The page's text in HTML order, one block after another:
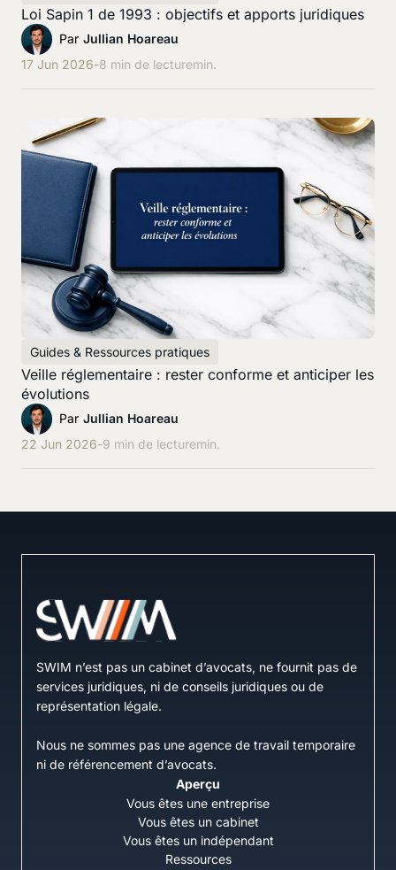
Loi Sapin 1 de 1993 : objectifs et apports juridiques
Par Jullian Hoareau
17 Jun 2026-8 min de lecturemin.
Guides & Ressources pratiques
Veille réglementaire : rester conforme et anticiper les
évolutions
Par Jullian Hoareau
22 Jun 2026-9 min de lecturemin.
SWIM n’est pas un cabinet d’avocats, ne fournit pas de
services juridiques, ni de conseils juridiques ou de
représentation légale.
Nous ne sommes pas une agence de travail temporaire
ni de référencement d’avocats.
Aperçu
Vous êtes une entreprise
Vous êtes un cabinet
Vous êtes un indépendant
Ressources